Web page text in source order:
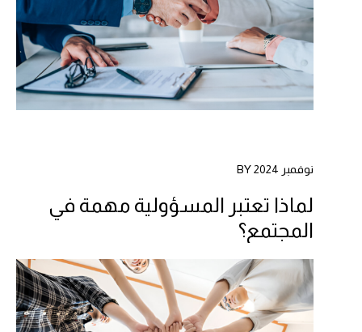
نوفمبر 2024 BY
لماذا تعتبر المسؤولية مهمة في
المجتمع؟